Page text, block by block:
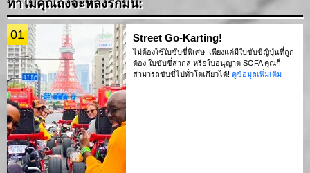
ทำไมคุณถึงจะหลงรักมัน:
01 Street Go-Karting!
ไม่ต้องใช้ใบขับขี่พิเศษ! เพียงแค่มีใบขับขี่ญี่ปุ่นที่ถูก
ต้อง ใบขับขี่สากล หรือใบอนุญาต SOFA คุณก็
สามารถขับขี่ไปทั่วโตเกียวได้! ดูข้อมูลเพิ่มเติม